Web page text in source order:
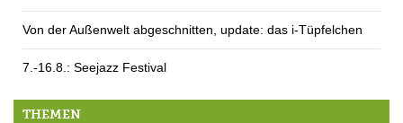
Von der Außenwelt abgeschnitten, update: das i-Tüpfelchen
7.-16.8.: Seejazz Festival
THEMEN